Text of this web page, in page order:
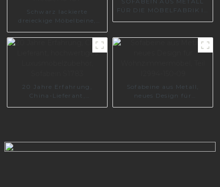
Schwarz lackierte
dreieckige Möbelbeine,
Metall, A0487
FÜR DIE MÖBELFABRIK IN
20 Jahre Erfahrung,
China-Lieferant,
Sofabeine aus Metall,
neues Design für